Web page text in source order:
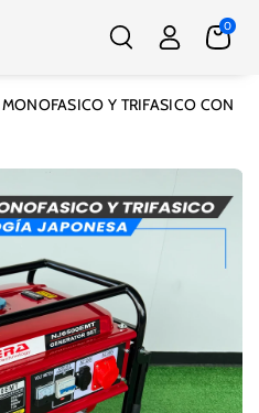
0
Y TRIFASICO CON